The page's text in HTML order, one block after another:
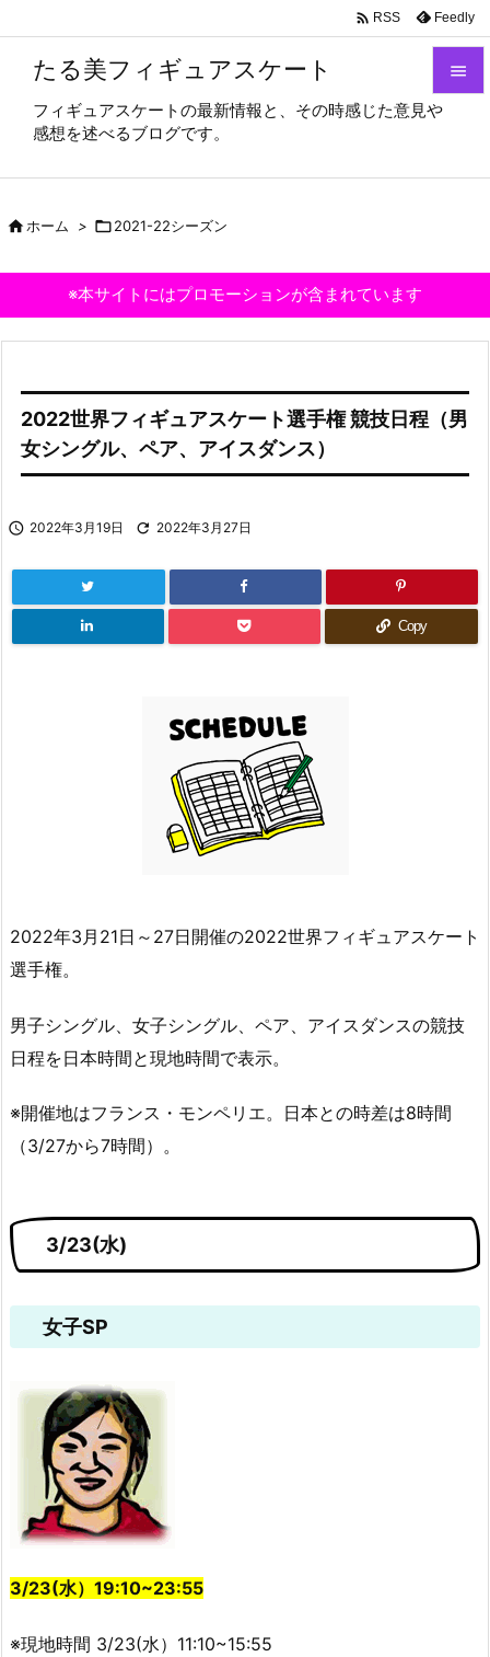
たる美フィギュアスケート
フィギュアスケートの最新情報と、その時感じた意見や
感想を述べるブログです。



 RSS Feedly
ホーム > 2021-22シーズン
※本サイトにはプロモーションが含まれています
2022世界フィギュアスケート選手権 競技日程（男
女シングル、ペア、アイスダンス）
 2022年3月19日  2022年3月27日
Copy
2022年3月21日～27日開催の2022世界フィギュアスケート
選手権。
男子シングル、女子シングル、ペア、アイスダンスの競技
日程を日本時間と現地時間で表示。
※開催地はフランス・モンペリエ。日本との時差は8時間
（3/27から7時間）。
3/23(水)
女子SP
3/23(水）19:10~23:55
※現地時間 3/23(水）11:10~15:55